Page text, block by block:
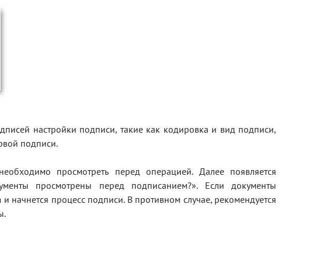
настройки подписи, такие как кодировка и вид подписи,
подписи.
просмотреть перед операцией. Далее появляется
просмотрены перед подписанием?». Если документы
и начнется процесс подписи. В противном случае, рекомендуется